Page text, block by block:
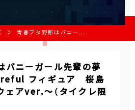
青春ブタ野郎はバニー...
バニーガール先輩の夢
フィギュア 桜島
ェアver.～（タイクレ限